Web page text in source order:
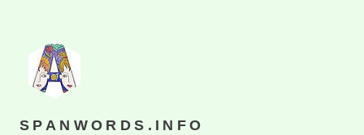
SPANWORDS.INFO